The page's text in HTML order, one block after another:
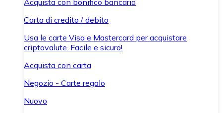
Acquista con bonifico bancario
Carta di credito / debito
Usa le carte Visa e Mastercard per acquistare
criptovalute. Facile e sicuro!
Acquista con carta
Negozio - Carte regalo
Nuovo